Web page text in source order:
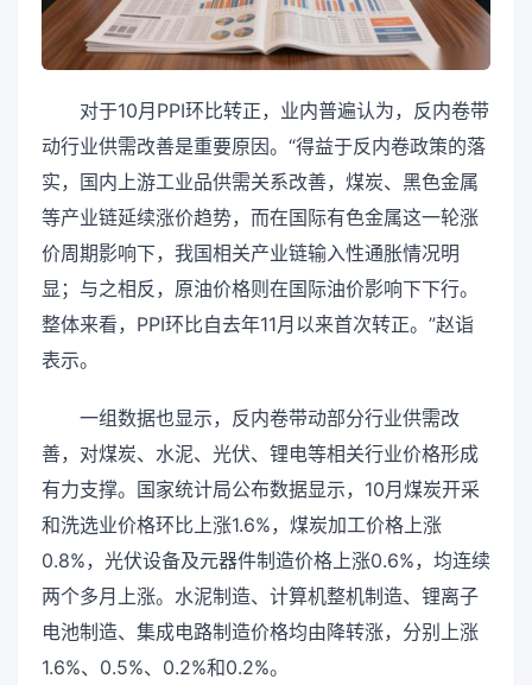
对于10月PPI环比转正，业内普遍认为，反内卷带
动行业供需改善是重要原因。“得益于反内卷政策的落
实，国内上游工业品供需关系改善，煤炭、黑色金属
等产业链延续涨价趋势，而在国际有色金属这一轮涨
价周期影响下，我国相关产业链输入性通胀情况明
显；与之相反，原油价格则在国际油价影响下下行。
整体来看，PPI环比自去年11月以来首次转正。”赵诣
表示。
一组数据也显示，反内卷带动部分行业供需改
善，对煤炭、水泥、光伏、锂电等相关行业价格形成
有力支撑。国家统计局公布数据显示，10月煤炭开采
和洗选业价格环比上涨1.6%，煤炭加工价格上涨
0.8%，光伏设备及元器件制造价格上涨0.6%，均连续
两个多月上涨。水泥制造、计算机整机制造、锂离子
电池制造、集成电路制造价格均由降转涨，分别上涨
1.6%、0.5%、0.2%和0.2%。